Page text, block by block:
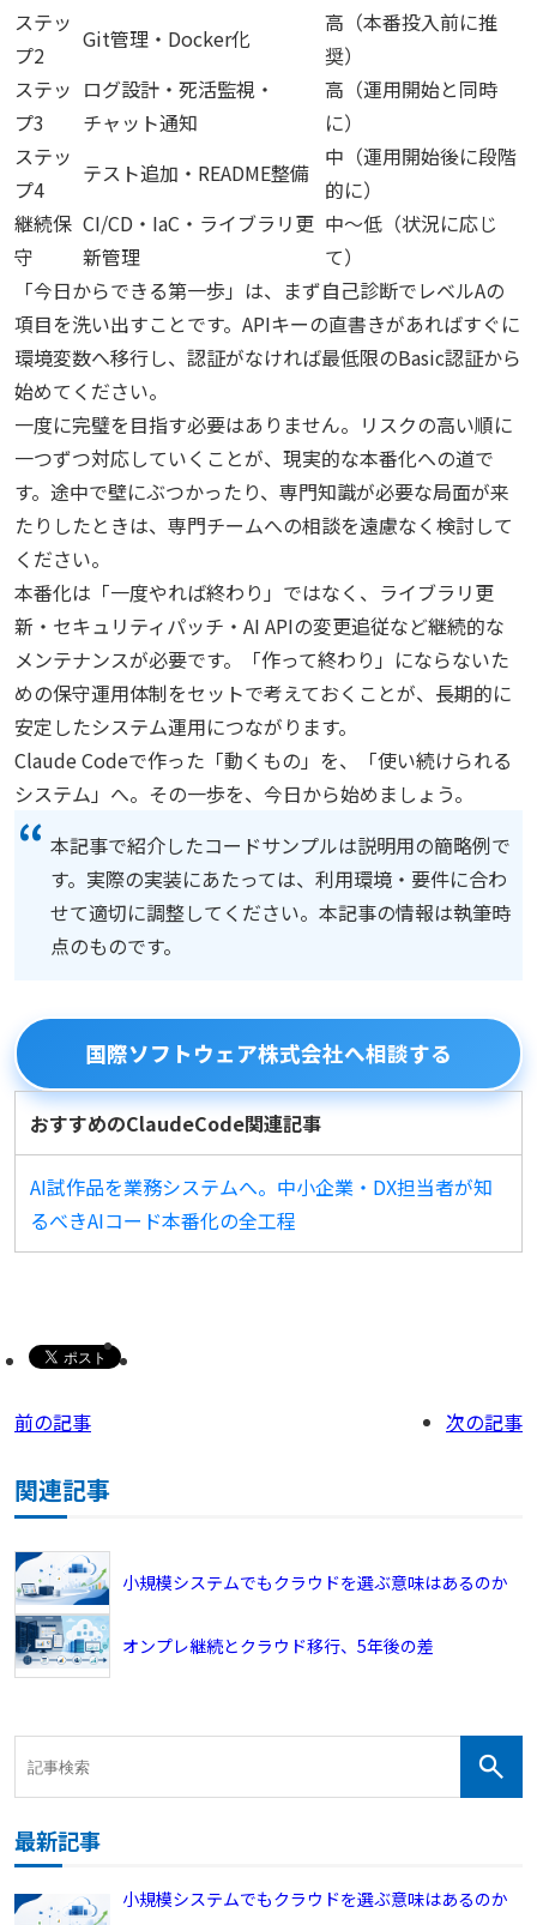
ステッ
プ2
Git管理・Docker化
高（本番投入前に推
奨）
ステッ
プ3
ログ設計・死活監視・
チャット通知
高（運用開始と同時
に）
ステッ
プ4
テスト追加・README整備
中（運用開始後に段階
的に）
継続保
守
CI/CD・IaC・ライブラリ更
新管理
中〜低（状況に応じ
て）
「今日からできる第一歩」は、まず自己診断でレベルAの
項目を洗い出すことです。APIキーの直書きがあればすぐに
環境変数へ移行し、認証がなければ最低限のBasic認証から
始めてください。
一度に完璧を目指す必要はありません。リスクの高い順に
一つずつ対応していくことが、現実的な本番化への道で
す。途中で壁にぶつかったり、専門知識が必要な局面が来
たりしたときは、専門チームへの相談を遠慮なく検討して
ください。
本番化は「一度やれば終わり」ではなく、ライブラリ更
新・セキュリティパッチ・AI APIの変更追従など継続的な
メンテナンスが必要です。「作って終わり」にならないた
めの保守運用体制をセットで考えておくことが、長期的に
安定したシステム運用につながります。
Claude Codeで作った「動くもの」を、「使い続けられる
システム」へ。その一歩を、今日から始めましょう。
本記事で紹介したコードサンプルは説明用の簡略例で
す。実際の実装にあたっては、利用環境・要件に合わ
せて適切に調整してください。本記事の情報は執筆時
点のものです。
国際ソフトウェア株式会社へ相談する
おすすめのClaudeCode関連記事
AI試作品を業務システムへ。中小企業・DX担当者が知
るべきAIコード本番化の全工程
前の記事 次の記事
関連記事
小規模システムでもクラウドを選ぶ意味はあるのか
オンプレ継続とクラウド移行、5年後の差
最新記事
小規模システムでもクラウドを選ぶ意味はあるのか